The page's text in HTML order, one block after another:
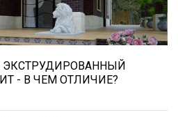
лестниц и...
- В ЧЕМ ОТЛИЧИЕ?